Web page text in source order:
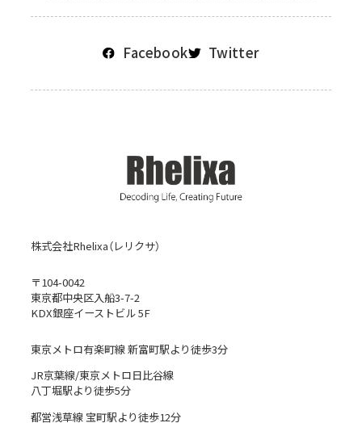
株式会社Rhelixa（レリクサ）
〒104-0042
東京都中央区入船3-7-2
KDX銀座イーストビル 5F
東京メトロ有楽町線 新富町駅より徒歩3分
JR京葉線/東京メトロ日比谷線
八丁堀駅より徒歩5分
都営浅草線 宝町駅より徒歩12分
Facebook Twitter